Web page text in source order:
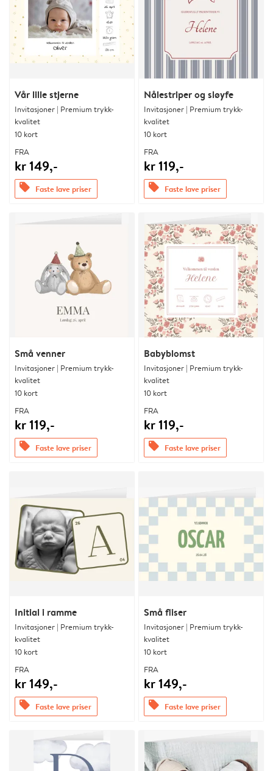
Vår lille stjerne
Invitasjoner | Premium trykk-
kvalitet
10 kort
FRA
kr 149,-
offers Faste lave priser
Nålestriper og sløyfe
Invitasjoner | Premium trykk-
kvalitet
10 kort
FRA
kr 119,-
offers Faste lave priser
Små venner
Invitasjoner | Premium trykk-
kvalitet
10 kort
FRA
kr 119,-
offers Faste lave priser
Babyblomst
Invitasjoner | Premium trykk-
kvalitet
10 kort
FRA
kr 119,-
offers Faste lave priser
Initial i ramme
Invitasjoner | Premium trykk-
kvalitet
10 kort
FRA
kr 149,-
offers Faste lave priser
Små fliser
Invitasjoner | Premium trykk-
kvalitet
10 kort
FRA
kr 149,-
offers Faste lave priser